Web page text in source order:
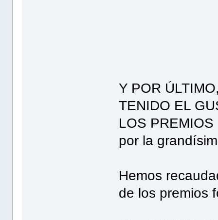
Y POR
TENIDO EL
LOS
por la
Hemos
de los premios